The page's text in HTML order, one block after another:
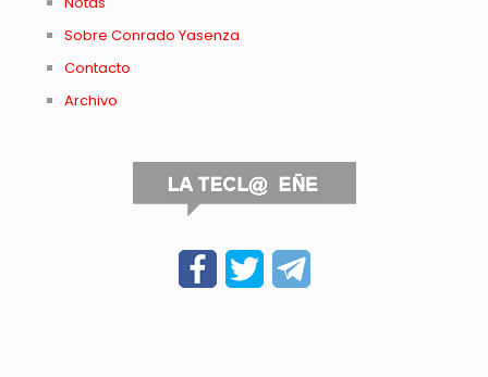
Sobre Conrado Yasenza
Contacto
Archivo